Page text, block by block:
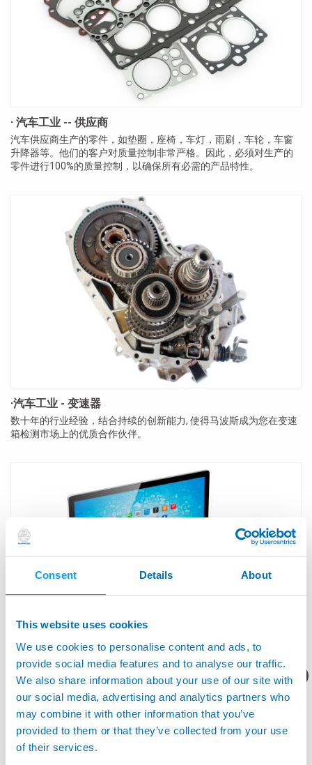
Consent Details About
This website uses cookies
We use cookies to personalise content and ads, to
provide social media features and to analyse our traffic.
We also share information about your use of our site with
our social media, advertising and analytics partners who
may combine it with other information that you’ve
provided to them or that they’ve collected from your use
of their services.
· 汽车工业 -- 供应商
汽车供应商生产的零件，如垫圈，座椅，车灯，雨刷，车轮，车窗
升降器等。他们的客户对质量控制非常严格。因此，必须对生产的
零件进行100%的质量控制，以确保所有必需的产品特性。
·汽车工业 - 变速器
数十年的行业经验，结合持续的创新能力, 使得马波斯成为您在变速
箱检测市场上的优质合作伙伴。
·电子工业 - 计算机，消费者，通信
STIL光谱共聚焦传感器（厚度粗糙度检测）。STIL, 1993年创始于法
国。作为光谱共焦传感器的发明者及全球领先者，STIL为全球各行
业（玻璃、医疗、电子、半导体、汽车、航空航天、制表业、新能
源等）提供高性能的光谱共焦传感器已超过27年。2019年法国STIL
正式加入马波斯集团。其遍布全球的...
产品资料/技术报价？
请留下您的联系方式？